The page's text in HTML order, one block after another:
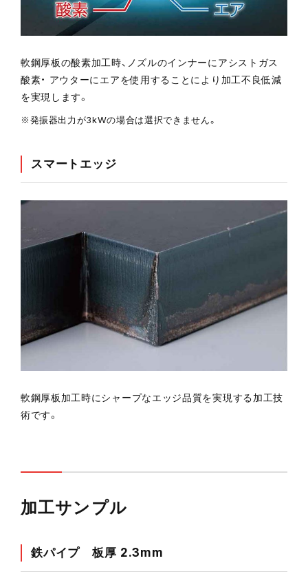
軟鋼厚板の酸素加工時、ノズルのインナーにアシストガス
酸素・ アウターにエアを使用することにより加工不良低減
を実現します。
※発振器出力が3kWの場合は選択できません。
スマートエッジ
軟鋼厚板加工時にシャープなエッジ品質を実現する加工技
術です。
加工サンプル
鉄パイプ 板厚 2.3mm